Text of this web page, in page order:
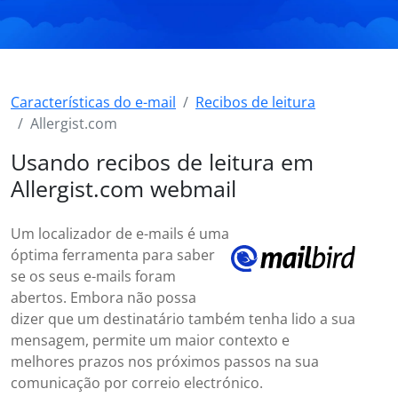
Características do e-mail
Recibos de leitura
Allergist.com
Usando recibos de leitura em
Allergist.com webmail
Um localizador de e-mails é uma
óptima ferramenta para saber
se os seus e-mails foram
abertos. Embora não possa
dizer que um destinatário também tenha lido a sua
mensagem, permite um maior contexto e
melhores prazos nos próximos passos na sua
comunicação por correio electrónico.